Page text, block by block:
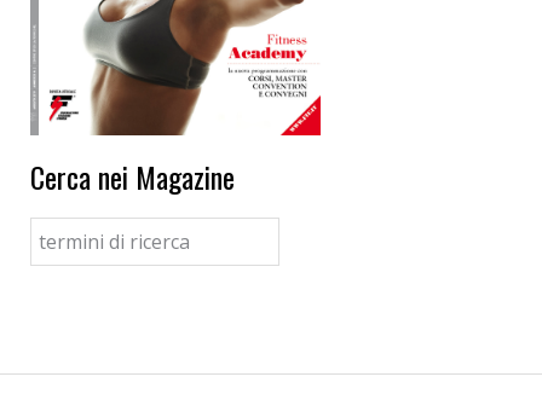
Cerca nei Magazine